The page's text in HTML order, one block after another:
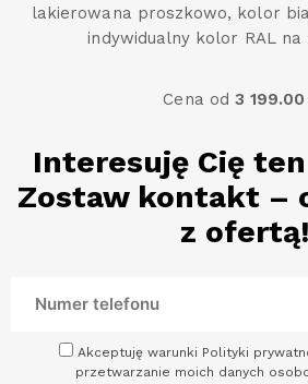
lakierowana proszkowo, kolor
indywidualny kolor RAL na
Cena od 3 199.00
Interesuję Cię
Zostaw kontakt –
z ofertą!
Akceptuję warunki Polityki
przetwarzanie moich danych